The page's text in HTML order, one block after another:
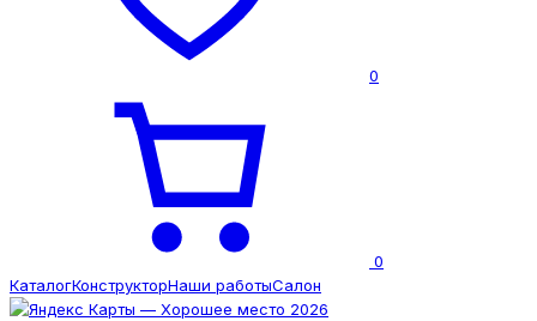
0
0
КаталогКонструкторНаши работыСалон